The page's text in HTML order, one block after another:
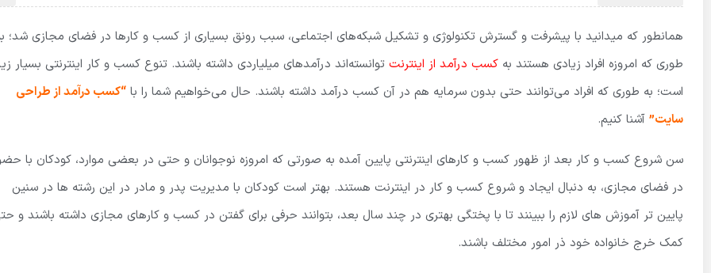
همانطور که میدانید با پیشرفت و گسترش تکنولوژی و تشکیل شبکه‌های اجتماعی، سبب رونق بسیاری از کسب و کارها در فضای مجازی شد؛
طوری که امروزه افراد زیادی هستند به کسب درآمد از اینترنت توانسته‌اند درآمدهای میلیاردی داشته باشند. تنوع کسب و کار اینترنتی بسیار
است؛ به طوری که افراد می‌توانند حتی بدون سرمایه هم در آن کسب درآمد داشته باشند. حال می‌خواهیم شما را با “کسب درآمد از طراحی
سایت” آشنا کنیم.
سن شروع کسب و کار بعد از ظهور کسب و کارهای اینترنتی پایین آمده به صورتی که امروزه نوجوانان و حتی در بعضی موارد، کودکان با
در فضای مجازی، به دنبال ایجاد و شروع کسب و کار در اینترنت هستند. بهتر است کودکان با مدیریت پدر و مادر در این رشته ها در سنین
پایین تر آموزش های لازم را ببینند تا با پختگی بهتری در چند سال بعد، بتوانند حرفی برای گفتن در کسب و کارهای مجازی داشته باشند و
کمک خرج خانواده خود ذر امور مختلف باشند.